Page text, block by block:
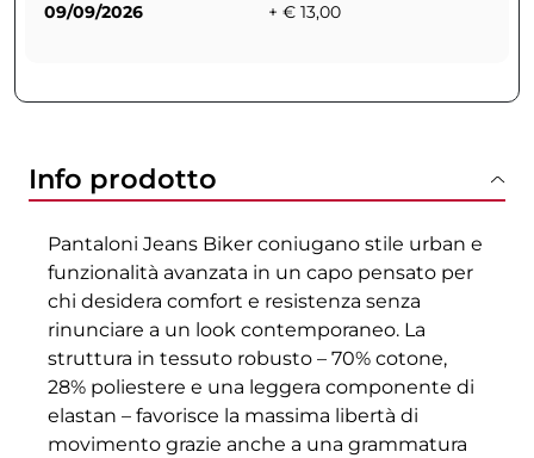
09/09/2026
+ € 13,00
Info prodotto
Pantaloni Jeans Biker coniugano stile urban e
funzionalità avanzata in un capo pensato per
chi desidera comfort e resistenza senza
rinunciare a un look contemporaneo. La
struttura in tessuto robusto – 70% cotone,
28% poliestere e una leggera componente di
elastan – favorisce la massima libertà di
movimento grazie anche a una grammatura